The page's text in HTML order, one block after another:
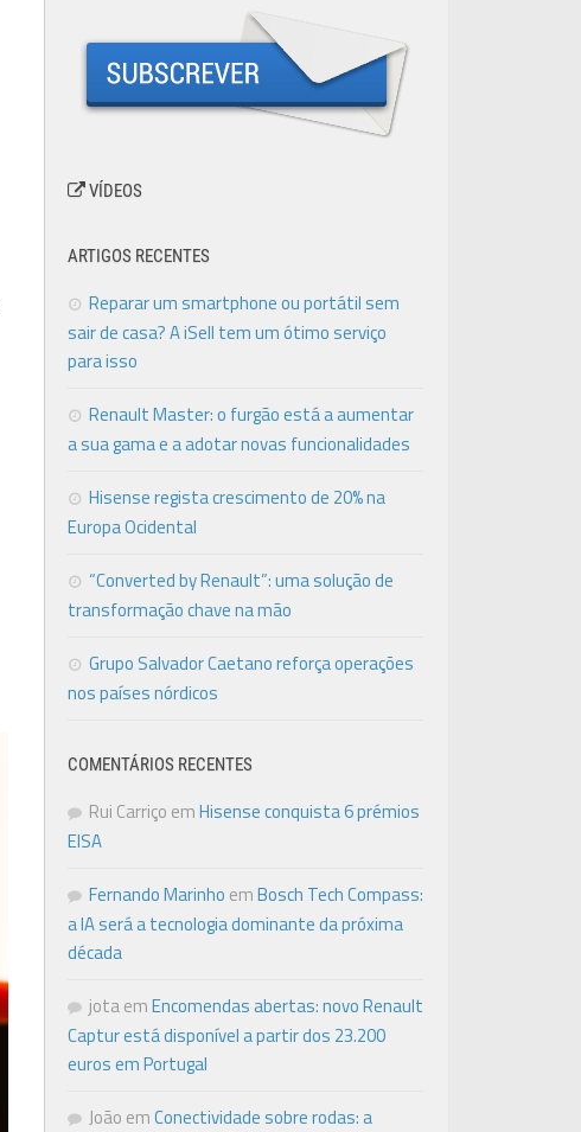
VÍDEOS
ARTIGOS RECENTES
Reparar um smartphone ou portátil sem
sair de casa? A iSell tem um ótimo serviço
para isso
Renault Master: o furgão está a aumentar
a sua gama e a adotar novas funcionalidades
Hisense regista crescimento de 20% na
Europa Ocidental
“Converted by Renault”: uma solução de
transformação chave na mão
Grupo Salvador Caetano reforça operações
nos países nórdicos
COMENTÁRIOS RECENTES
Rui Carriço emHisense conquista 6 prémios
EISA
Fernando Marinho emBosch Tech Compass:
a IA será a tecnologia dominante da próxima
década
jotaemEncomendas abertas: novo Renault
Captur está disponível a partir dos 23.200
euros em Portugal
João emConectividade sobre rodas: a